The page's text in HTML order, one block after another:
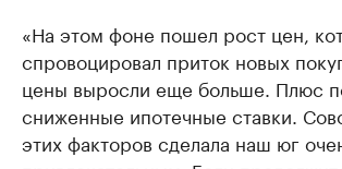
«На этом фоне пошел рост цен,
спровоцировал приток новых
цены выросли еще больше. Плюс
сниженные ипотечные ставки.
этих факторов сделала наш юг